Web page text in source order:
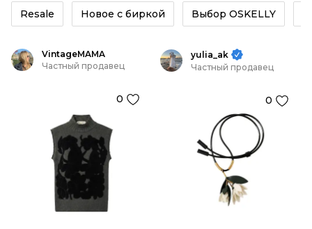
заказывайте на сайте или в приложении OSKELLY с
целой экосистемой инструментов.
Resale Новое с биркой Выбор OSKELLY
VintageMAMA
Частный продавец
0
yulia_ak
Частный продавец
0